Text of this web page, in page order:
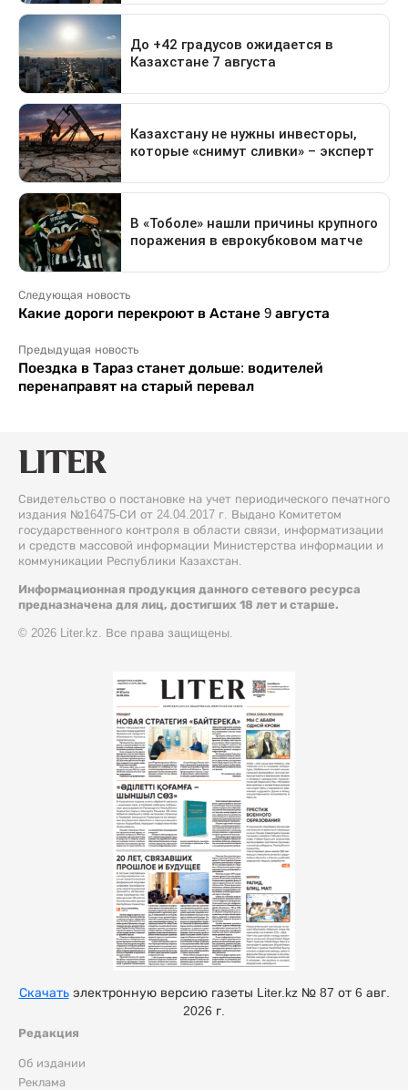
Следующая новость
Какие дороги перекроют в Астане 9 августа
Предыдущая новость
Поездка в Тараз станет дольше: водителей
перенаправят на старый перевал
Свидетельство о постановке на учет периодического печатного
издания №16475-СИ от 24.04.2017 г. Выдано Комитетом
государственного контроля в области связи, информатизации
и средств массовой информации Министерства информации и
коммуникации Республики Казахстан.
Информационная продукция данного сетевого ресурса
предназначена для лиц, достигших 18 лет и старше.
© 2026 Liter.kz. Все права защищены.
Редакция
Об издании
Реклама
Скачатьэлектронную версию газеты Liter.kz № 87 от 6 авг.
2026 г.